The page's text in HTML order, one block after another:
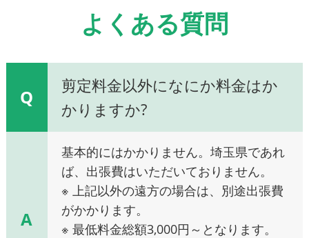
よくある質問
Q
剪定料金以外になにか料金はか
かりますか?
A
基本的にはかかりません。埼玉県であれ
ば、出張費はいただいておりません。
※ 上記以外の遠方の場合は、別途出張費
がかかります。
※ 最低料金総額3,000円～となります。